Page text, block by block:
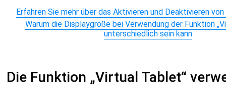
Erfahren Sie mehr über das Aktivieren und Deaktivieren
Warum die Displaygröße bei Verwendung der Funktion
unterschiedlich sein kann
Die Funktion „Virtual Tablet“